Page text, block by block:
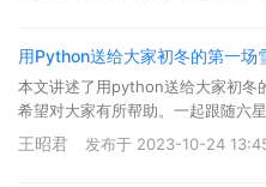
用Python送给大家初冬的第一场
本文讲述了用python送给大家初冬
希望对大家有所帮助。一起跟随六
王昭君 发布于 2023-10-24